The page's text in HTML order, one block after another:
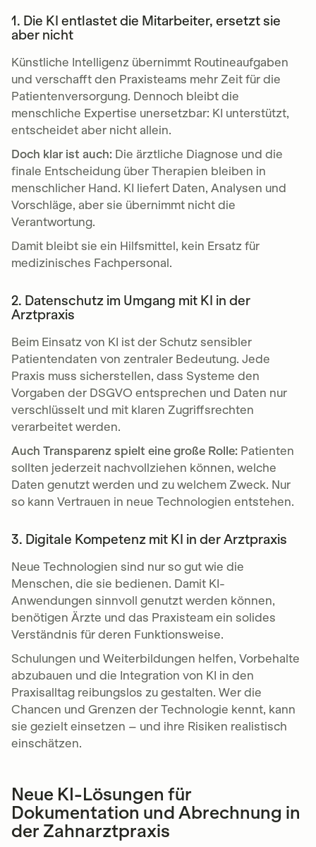
1. Die KI entlastet die Mitarbeiter, ersetzt sie
aber nicht
Künstliche Intelligenz übernimmt Routineaufgaben
und verschafft den Praxisteams mehr Zeit für die
Patientenversorgung. Dennoch bleibt die
menschliche Expertise unersetzbar: KI unterstützt,
entscheidet aber nicht allein.
Doch klar ist auch: Die ärztliche Diagnose und die
finale Entscheidung über Therapien bleiben in
menschlicher Hand. KI liefert Daten, Analysen und
Vorschläge, aber sie übernimmt nicht die
Verantwortung.
Damit bleibt sie ein Hilfsmittel, kein Ersatz für
medizinisches Fachpersonal.
2. Datenschutz im Umgang mit KI in der
Arztpraxis
Beim Einsatz von KI ist der Schutz sensibler
Patientendaten von zentraler Bedeutung. Jede
Praxis muss sicherstellen, dass Systeme den
Vorgaben der DSGVO entsprechen und Daten nur
verschlüsselt und mit klaren Zugriffsrechten
verarbeitet werden.
Auch Transparenz spielt eine große Rolle: Patienten
sollten jederzeit nachvollziehen können, welche
Daten genutzt werden und zu welchem Zweck. Nur
so kann Vertrauen in neue Technologien entstehen.
3. Digitale Kompetenz mit KI in der Arztpraxis
Neue Technologien sind nur so gut wie die
Menschen, die sie bedienen. Damit KI-
Anwendungen sinnvoll genutzt werden können,
benötigen Ärzte und das Praxisteam ein solides
Verständnis für deren Funktionsweise.
Schulungen und Weiterbildungen helfen, Vorbehalte
abzubauen und die Integration von KI in den
Praxisalltag reibungslos zu gestalten. Wer die
Chancen und Grenzen der Technologie kennt, kann
sie gezielt einsetzen – und ihre Risiken realistisch
einschätzen.
Neue KI-Lösungen für
Dokumentation und Abrechnung in
der Zahnarztpraxis